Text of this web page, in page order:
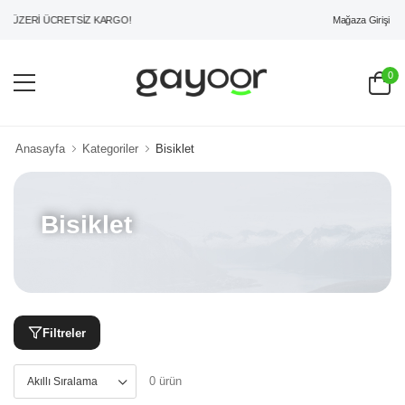
ÜZERİ ÜCRETSİZ KARGO! Mağaza Girişi
0
Anasayfa Kategoriler Bisiklet
Bisiklet
Filtreler
0 ürün